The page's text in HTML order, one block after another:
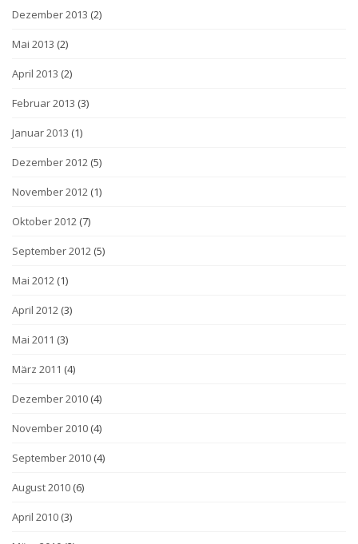
Dezember 2013 (2)
Mai 2013 (2)
April 2013 (2)
Februar 2013 (3)
Januar 2013 (1)
Dezember 2012 (5)
November 2012 (1)
Oktober 2012 (7)
September 2012 (5)
Mai 2012 (1)
April 2012 (3)
Mai 2011 (3)
März 2011 (4)
Dezember 2010 (4)
November 2010 (4)
September 2010 (4)
August 2010 (6)
April 2010 (3)